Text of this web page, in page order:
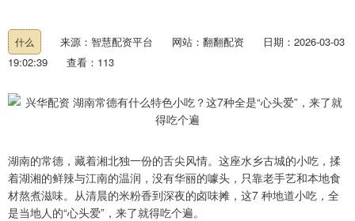
什么 来源：智慧配资平台 网站：翻翻配资
日期：2026-03-03
19:02:39
查看：113
湖南的常德，藏着湘北独一份的舌尖风情。这座水乡古城的小吃，揉
着湖湘的鲜辣与江南的温润，没有华丽的噱头，只靠老手艺和本地食
材熬煮滋味。从清晨的米粉香到深夜的卤味摊，这7 种地道小吃，全
是当地人的“心头爱”，来了就得吃个遍。